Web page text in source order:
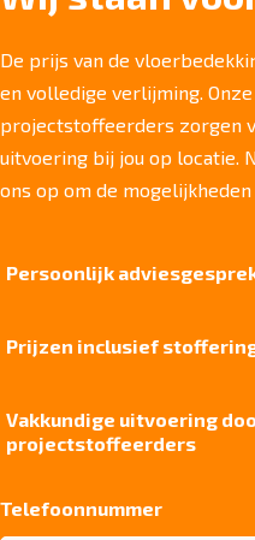
4.105 gr/m2
Lichtechtheid NF EN
7/8
Slijtvastheid NF EN 1307
klasse 33 LC 2+
Geluidsisolatie
Brandwerend
Kwaliteitslabel GUT
0D754F3E
sterk
De prijs van de
en volledige verlijming.
projectstoffeerders zorgen
uitvoering bij jou op locatie.
ons op om de
Persoonlijk
Prijzen inclusief
Vakkundige uitvoering
projectstoffeerders
Telefoonnummer